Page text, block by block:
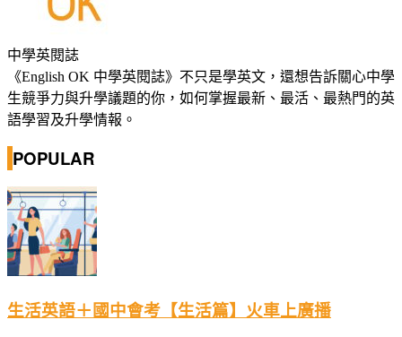
中學英閱誌
《English OK 中學英閱誌》不只是學英文，還想告訴關心中學
生競爭力與升學議題的你，如何掌握最新、最活、最熱門的英
語學習及升學情報。
POPULAR
生活英語＋國中會考【生活篇】火車上廣播